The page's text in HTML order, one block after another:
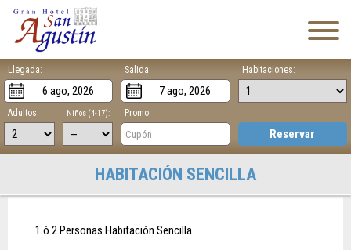
Llegada: Salida: Habitaciones:
Adultos: Niños (4-17): Promo:
Reservar
HABITACIÓN SENCILLA
1 ó 2 Personas Habitación Sencilla.